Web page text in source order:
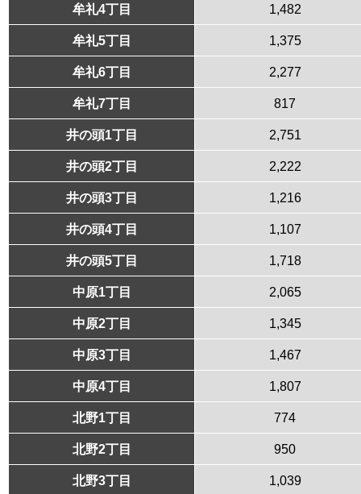
牟礼4丁目 1,482
牟礼5丁目 1,375
牟礼6丁目 2,277
牟礼7丁目 817
井の頭1丁目 2,751
井の頭2丁目 2,222
井の頭3丁目 1,216
井の頭4丁目 1,107
井の頭5丁目 1,718
中原1丁目 2,065
中原2丁目 1,345
中原3丁目 1,467
中原4丁目 1,807
北野1丁目 774
北野2丁目 950
北野3丁目 1,039